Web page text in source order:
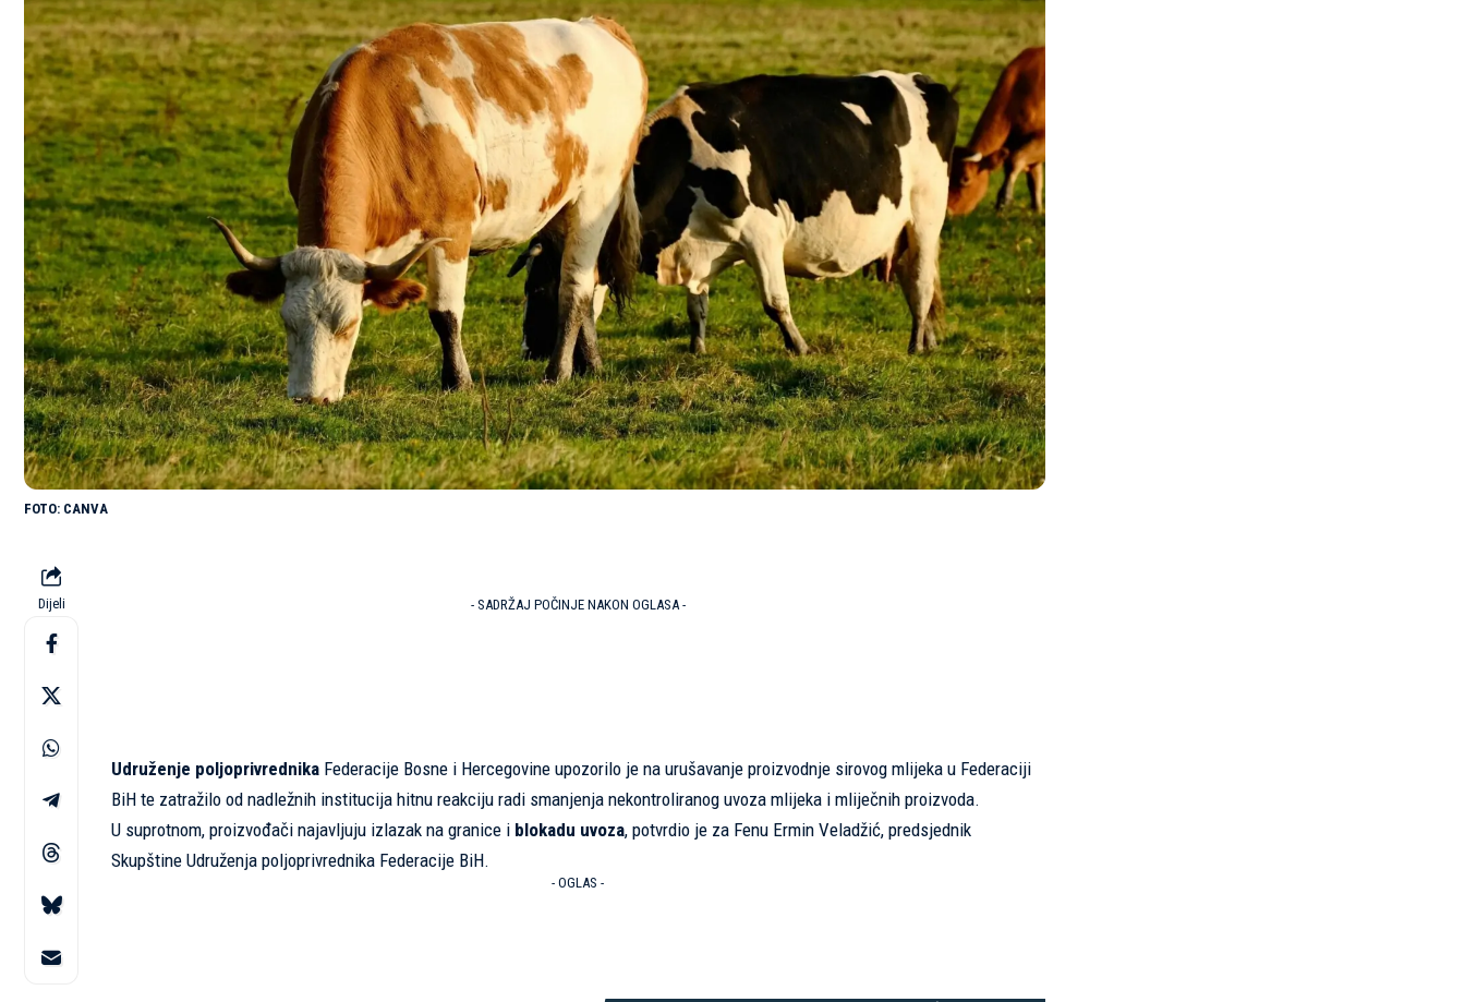
CANVA
Dijeli - SADRŽAJ POČINJE NAKON OGLASA -
Udruženje poljoprivrednika Federacije Bosne i Hercegovine upozorilo je na urušavanje proizvodnje sirovog mlijeka u Federaciji
BiH te zatražilo od nadležnih institucija hitnu reakciju radi smanjenja nekontroliranog uvoza mlijeka i mliječnih proizvoda.
U suprotnom, proizvođači najavljuju izlazak na granice i blokadu uvoza, potvrdio je za Fenu Ermin Veladžić, predsjednik
Skupštine Udruženja poljoprivrednika Federacije BiH.
- OGLAS -